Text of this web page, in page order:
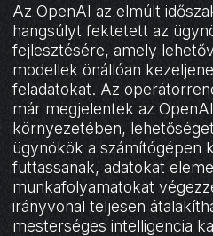
Az OpenAI az elmúlt
hangsúlyt fektetett az
fejlesztésére, amely
modellek önállóan
feladatokat. Az
már megjelentek az
környezetében,
ügynökök a számítógépen
futtassanak, adatokat
munkafolyamatokat
irányvonal teljesen
mesterséges intelligencia